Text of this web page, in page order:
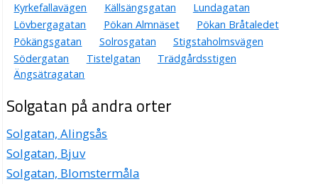
Kyrkefallavägen
Källsängsgatan
Lundagatan
Lövbergagatan
Pökan Almnäset
Pökan Bråtaledet
Pökängsgatan
Solrosgatan
Stigstaholmsvägen
Södergatan
Tistelgatan
Trädgårdsstigen
Ängsätragatan
Solgatan på andra orter
Solgatan, Alingsås
Solgatan, Bjuv
Solgatan, Blomstermåla